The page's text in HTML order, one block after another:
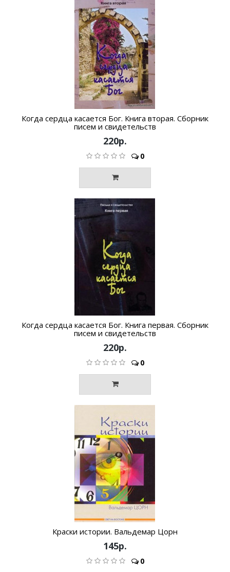
Когда сердца касается Бог. Книга вторая. Сборник
писем и свидетельств
220р.
0
Когда сердца касается Бог. Книга первая. Сборник
писем и свидетельств
220р.
0
Краски истории. Вальдемар Цорн
145р.
0